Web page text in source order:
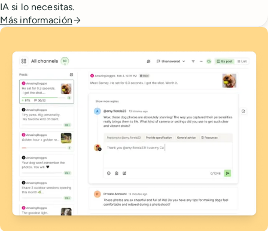
IA si lo necesitas.
Más información